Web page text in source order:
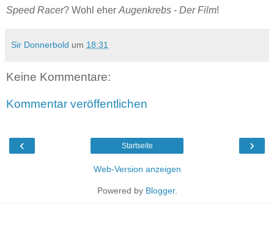
Speed Racer? Wohl eher Augenkrebs - Der Film!
Sir Donnerbold um 18:31
Keine Kommentare:
Kommentar veröffentlichen
‹ ›
Startseite
Web-Version anzeigen
Powered by Blogger.